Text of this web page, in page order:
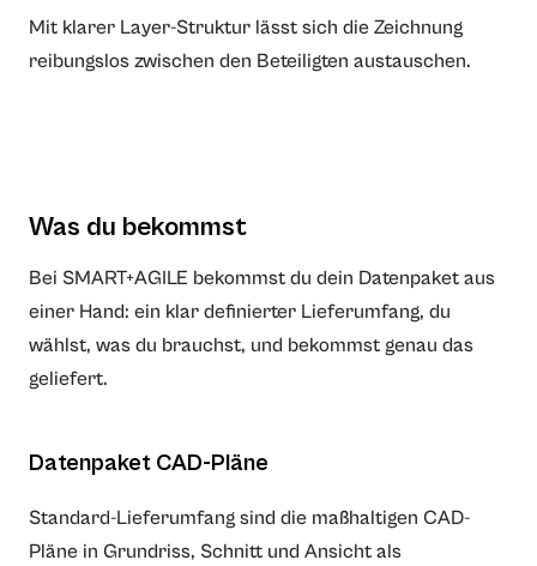
Mit klarer Layer-Struktur lässt sich die Zeichnung
reibungslos zwischen den Beteiligten austauschen.
Was du bekommst
Bei SMART+AGILE bekommst du dein Datenpaket aus
einer Hand: ein klar definierter Lieferumfang, du
wählst, was du brauchst, und bekommst genau das
geliefert.
Datenpaket CAD-Pläne
Standard-Lieferumfang sind die maßhaltigen CAD-
Pläne in Grundriss, Schnitt und Ansicht als